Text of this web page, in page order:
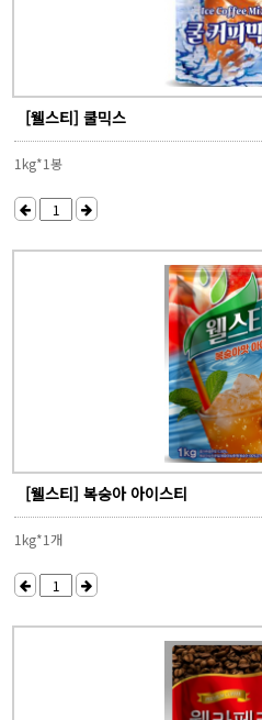
[웰스티] 쿨믹스
1kg*1봉
[웰스티] 복숭아 아이스티
1kg*1개